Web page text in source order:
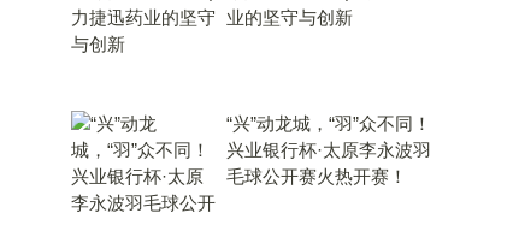
业的坚守与创新
“兴”动龙城，“羽”众不同！
兴业银行杯·太原李永波羽
毛球公开赛火热开赛！